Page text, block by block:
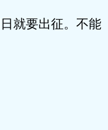
就要出征。不能